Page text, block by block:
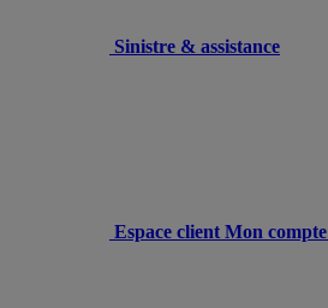
Sinistre & assistance
Espace client Mon compte